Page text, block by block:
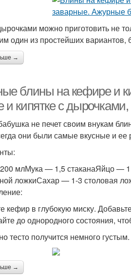
можно приготовить не
один из простейших вариантов,
→
блины на кефире и
и кипятке с дырочками,
не печет своим внукам
они были самые вкусные и
млМука — 1,5 стаканаЯйцо — 1
ложкиСахар — 1-3 столовая
кефир в глубокую миску.
до однородного состояния,
тесто получится немного
→